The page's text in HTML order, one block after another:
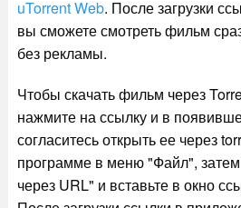
uTorrent Web. После загрузки
вы сможете смотреть фильм
без рекламы.
Чтобы скачать фильм через
нажмите на ссылку и в
согласитесь открыть ее через
программе в меню "Файл",
через URL" и вставьте в окно